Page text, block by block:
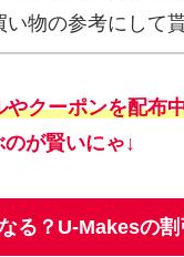
い物の参考にして
クーポンを配布
が賢いにゃ↓
る？U-Makesの